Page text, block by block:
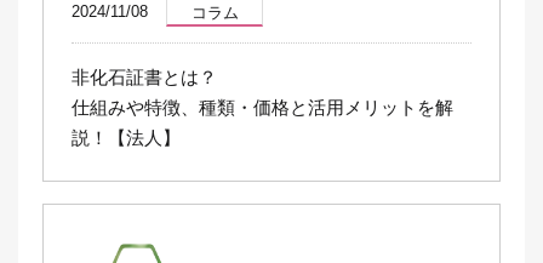
2024/11/08 コラム
非化石証書とは？
仕組みや特徴、種類・価格と活用メリットを解
説！【法人】